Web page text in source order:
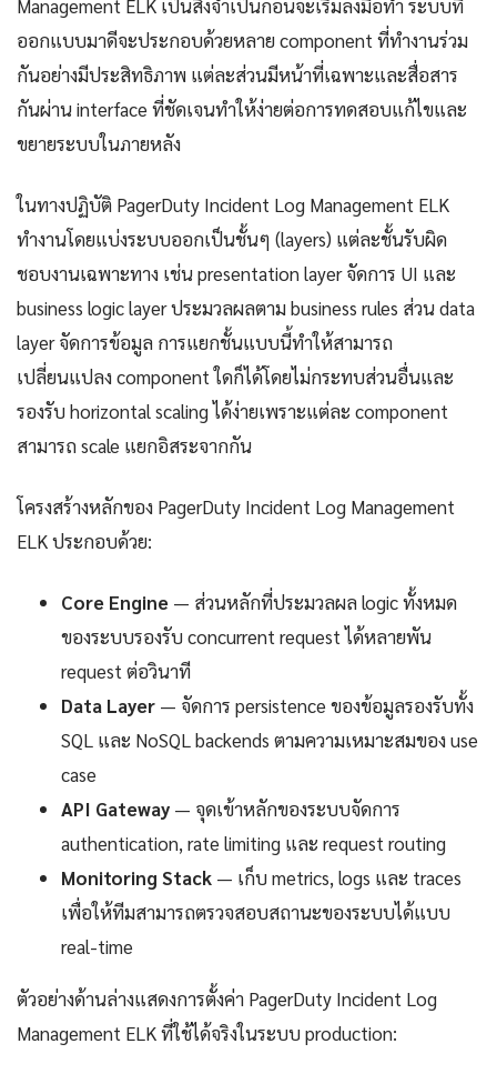
Management ELK เป็นสิ่งจำเป็นก่อนจะเริ่มลงมือทำ ระบบที่
ออกแบบมาดีจะประกอบด้วยหลาย component ที่ทำงานร่วม
กันอย่างมีประสิทธิภาพ แต่ละส่วนมีหน้าที่เฉพาะและสื่อสาร
กันผ่าน interface ที่ชัดเจนทำให้ง่ายต่อการทดสอบแก้ไขและ
ขยายระบบในภายหลัง
ในทางปฏิบัติ PagerDuty Incident Log Management ELK
ทำงานโดยแบ่งระบบออกเป็นชั้นๆ (layers) แต่ละชั้นรับผิด
ชอบงานเฉพาะทาง เช่น presentation layer จัดการ UI และ
business logic layer ประมวลผลตาม business rules ส่วน data
layer จัดการข้อมูล การแยกชั้นแบบนี้ทำให้สามารถ
เปลี่ยนแปลง component ใดก็ได้โดยไม่กระทบส่วนอื่นและ
รองรับ horizontal scaling ได้ง่ายเพราะแต่ละ component
สามารถ scale แยกอิสระจากกัน
โครงสร้างหลักของ PagerDuty Incident Log Management
ELK ประกอบด้วย:
Core Engine — ส่วนหลักที่ประมวลผล logic ทั้งหมด
ของระบบรองรับ concurrent request ได้หลายพัน
request ต่อวินาที
Data Layer — จัดการ persistence ของข้อมูลรองรับทั้ง
SQL และ NoSQL backends ตามความเหมาะสมของ use
case
API Gateway — จุดเข้าหลักของระบบจัดการ
authentication, rate limiting และ request routing
Monitoring Stack — เก็บ metrics, logs และ traces
เพื่อให้ทีมสามารถตรวจสอบสถานะของระบบได้แบบ
real-time
ตัวอย่างด้านล่างแสดงการตั้งค่า PagerDuty Incident Log
Management ELK ที่ใช้ได้จริงในระบบ production: